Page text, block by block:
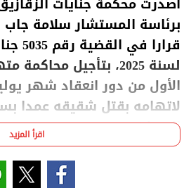
برئاسة المستشار سلامة جاب
لسنة 2025، بتأجيل
الأول من دور انعقاد شهر
لاتهامه بقتل شقيقه عمدا
الميراث.
كانت المحكمة قد قررت في
اقرأ المزيد